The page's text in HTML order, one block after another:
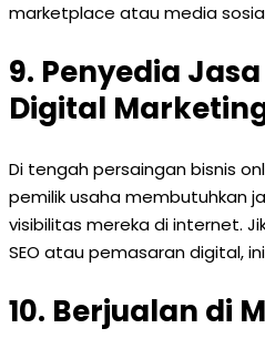
marketplace atau media
9. Penyedia Jasa
Digital
Di tengah persaingan bisnis
pemilik usaha membutuhkan
visibilitas mereka di internet.
SEO atau pemasaran digital,
10. Berjualan di